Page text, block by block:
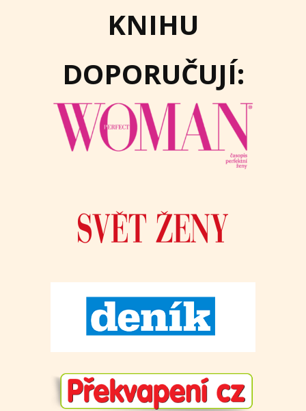
KNIHU
DOPORUČUJÍ: